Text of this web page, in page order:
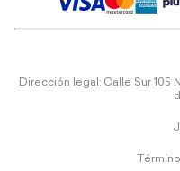
Dirección legal: Calle Sur 105